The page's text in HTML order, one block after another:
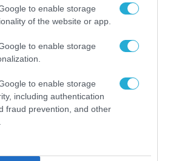
to enable storage
of the website or app.
to enable storage
to enable storage
including authentication
fraud prevention, and other